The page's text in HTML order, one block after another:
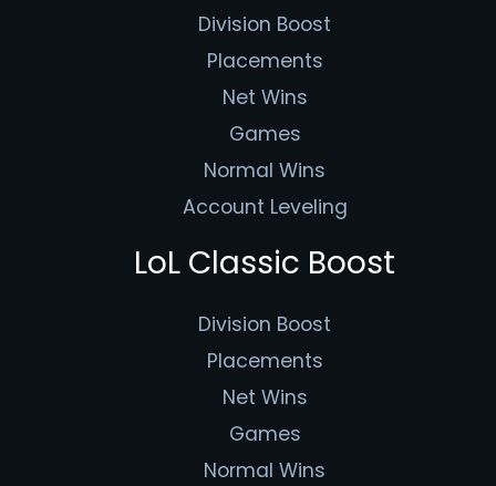
Division Boost
Placements
Net Wins
Games
Normal Wins
Account Leveling
LoL Classic Boost
Division Boost
Placements
Net Wins
Games
Normal Wins